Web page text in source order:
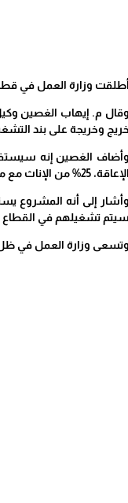
أطلقت وزارة العمل في قطاع غزة اليوم 19/10/2022م، مشروع تعزيز
و
خريج وخريجة على بند التشغيل
الإعاقة، 25% من الإناث مع مراعاة التوزيع النسبي لمحافظات قطاع غزة.
سيتم تشغيلهم في القطاع
وتسعى وزارة العمل في ظل